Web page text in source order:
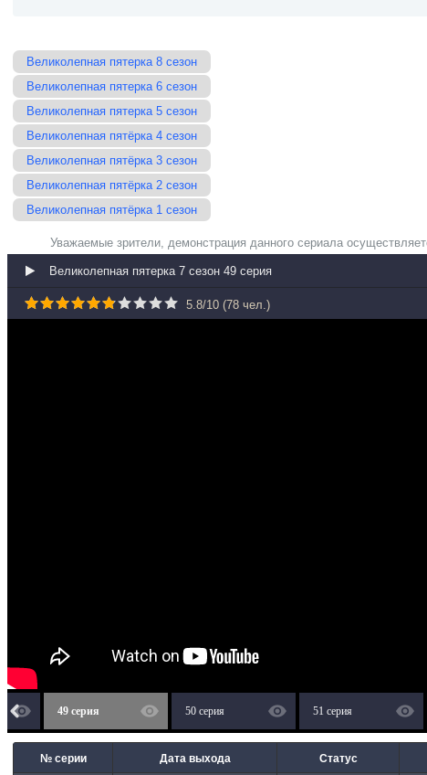
Великолепная пятерка 8 сезон
Великолепная пятерка 6 сезон
Великолепная пятерка 5 сезон
Великолепная пятёрка 4 сезон
Великолепная пятёрка 3 сезон
Великолепная пятёрка 2 сезон
Великолепная пятёрка 1 сезон
Уважаемые зрители, демонстрация данного сериала
Великолепная пятерка 7 сезон 49 серия
5.8/10 (78 чел.)
49 серия 50 серия 51 серия
№ серии Дата выхода Статус